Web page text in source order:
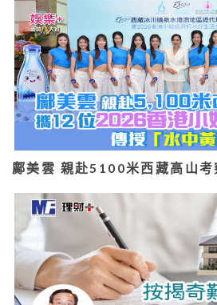
鄺美雲 親赴5100米西藏高山